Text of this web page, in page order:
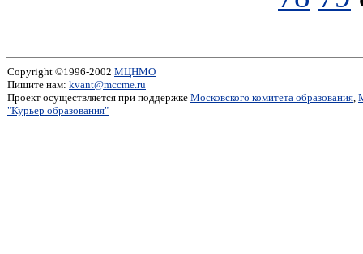
Copyright ©1996-2002 МЦНМО
Пишите нам: kvant@mccme.ru
Проект осуществляется при поддержке Московского комитета образования,
"Курьер образования"